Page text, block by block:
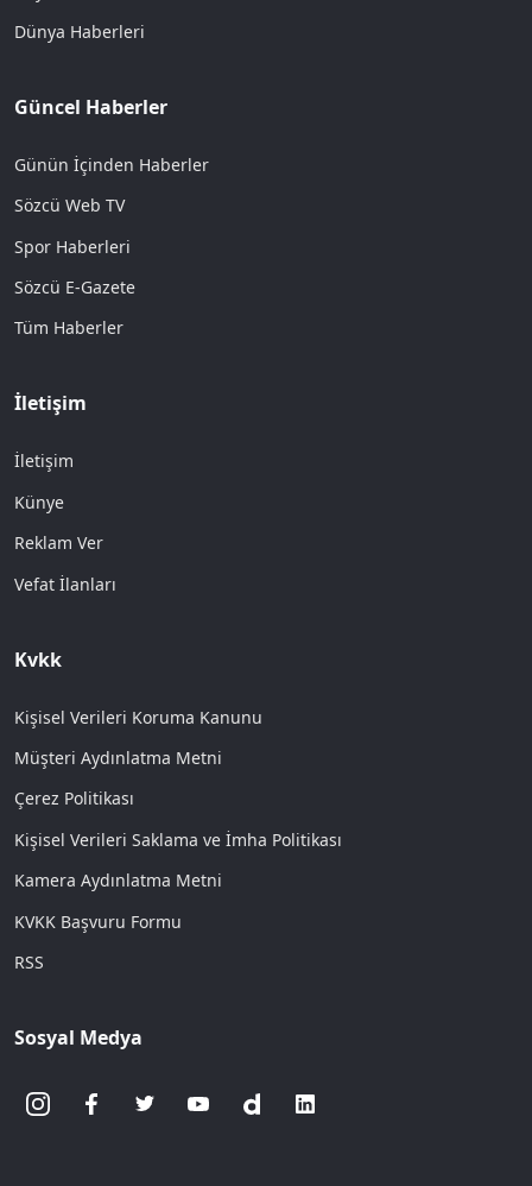
Dünya Haberleri
Güncel Haberler
Günün İçinden Haberler
Sözcü Web TV
Spor Haberleri
Sözcü E-Gazete
Tüm Haberler
İletişim
İletişim
Künye
Reklam Ver
Vefat İlanları
Kvkk
Kişisel Verileri Koruma Kanunu
Müşteri Aydınlatma Metni
Çerez Politikası
Kişisel Verileri Saklama ve İmha Politikası
Kamera Aydınlatma Metni
KVKK Başvuru Formu
RSS
Sosyal Medya